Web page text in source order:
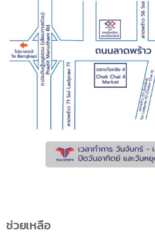
ช่วยเหลือ